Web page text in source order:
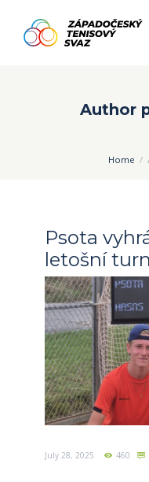
Author
Home
Psota
letošní
July 28, 2025 460